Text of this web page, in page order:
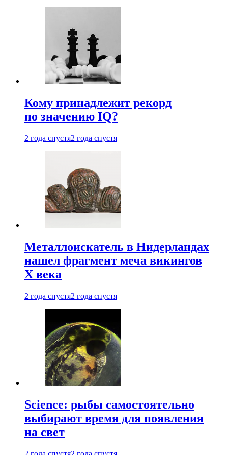
Кому принадлежит рекорд
по значению IQ?
2 года спустя2 года спустя
Металлоискатель в Нидерландах
нашел фрагмент меча викингов
X века
2 года спустя2 года спустя
Science: рыбы самостоятельно
выбирают время для появления
на свет